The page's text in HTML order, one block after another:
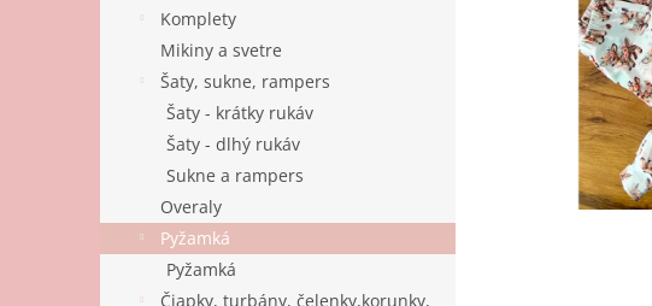
Komplety
Mikiny a svetre
Šaty, sukne, rampers
Šaty - krátky rukáv
Šaty - dlhý rukáv
Sukne a rampers
Overaly
Pyžamká
Pyžamká
Čiapky, turbány, čelenky,korunky,